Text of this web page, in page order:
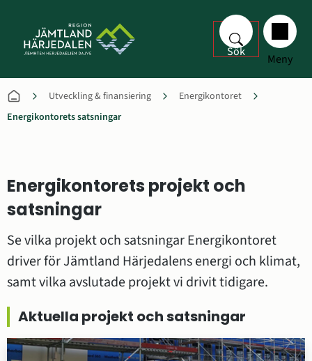
Sök Meny
Utveckling & finansiering
Energikontoret
Energikontorets satsningar
Energikontorets projekt och
satsningar
Se vilka projekt och satsningar Energikontoret
driver för Jämtland Härjedalens energi och klimat,
samt vilka avslutade projekt vi drivit tidigare.
Aktuella projekt och satsningar